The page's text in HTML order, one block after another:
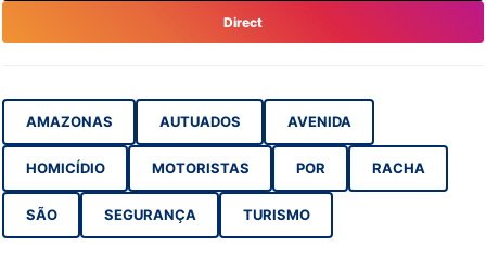
Direct
AMAZONAS AUTUADOS AVENIDA
HOMICÍDIO MOTORISTAS POR RACHA
SÃO SEGURANÇA TURISMO